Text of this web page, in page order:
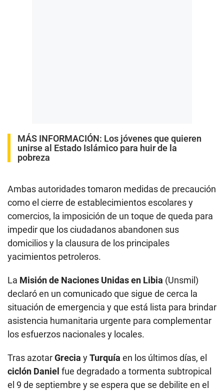
MÁS INFORMACIÓN: Los jóvenes que quieren
unirse al Estado Islámico para huir de la
pobreza
Ambas autoridades tomaron medidas de precaución
como el cierre de establecimientos escolares y
comercios, la imposición de un toque de queda para
impedir que los ciudadanos abandonen sus
domicilios y la clausura de los principales
yacimientos petroleros.
La Misión de Naciones Unidas en Libia (Unsmil)
declaró en un comunicado que sigue de cerca la
situación de emergencia y que está lista para brindar
asistencia humanitaria urgente para complementar
los esfuerzos nacionales y locales.
Tras azotarGrecia yTurquía en los últimos días, el
ciclón Daniel fue degradado a tormenta subtropical
el 9 de septiembre y se espera que se debilite en el